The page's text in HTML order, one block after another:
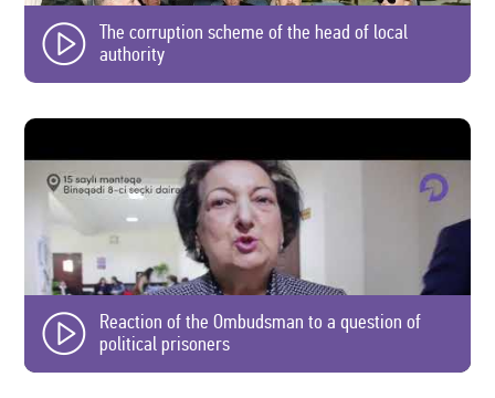
The corruption scheme of the head of local
authority
Reaction of the Ombudsman to a question of
political prisoners